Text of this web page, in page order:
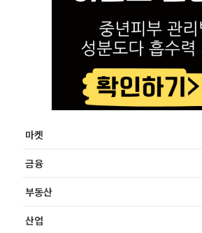
마켓
금융
부동산
산업